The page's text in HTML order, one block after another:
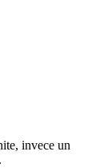
invece un